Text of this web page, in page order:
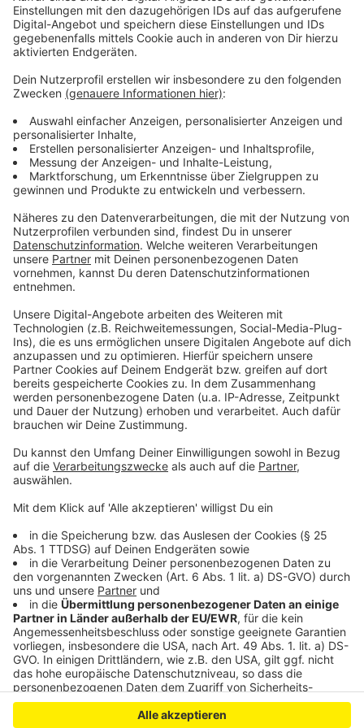
Anzeige
Anzeige
Vorstellen brauchen wir ihn euch nicht. Seit 2003
treibt Jürgen Bangert nun als "Elvis Eifel" seine Späße
am Telefon mit seinen Hörerinnen und Hörern im Radio.
Aber selbst seine 'Opfer' müssen am Ende mit lachen -
wenn auch nicht immer. Und weil ihr nicht genug von
ihm bekommen könnt, ist Elvis nun unter die Podcaster
gegangen. Somit steht euch Elvis rund um die Uhr zur
Verfügung. Hier bekommt Ihr außerdem den
"Directors-Cut" - die Original-Telefonate in längerer
Version. Elvis wird sich mit Kollegen und ehemaligen
"Opfern" über die Telefonate aus den letzten zwei
Jahrzehnten unterhalten. Wir erfahren auch, wie es ihm
dabei ergangen ist und wobei er selbst mal ins
Schleudern gekommen ist. Viel Spaß beim Zuhören und
bitte nicht erschrecken, wenn dabei das Telefon
klingelt. Es muss ja nicht unbedingt Elvis Eifel dran
sein.
Anzeige
Anzeige
Anzeige